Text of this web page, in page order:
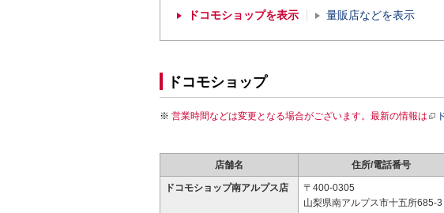
ドコモショップを表示 量販店などを表示
ドコモショップ
営業時間などは変更となる場合がございます。最新の情報は
店舗名 住所/電話番号
ドコモショップ南アルプス店
〒400-0305
山梨県南アルプス市十五所685-3